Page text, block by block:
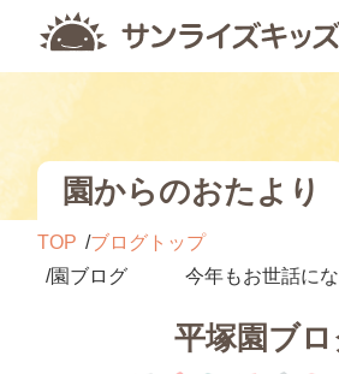
園からのおたより
TOP
ブログトップ
園ブログ 今年もお世話にな
平塚園ブ